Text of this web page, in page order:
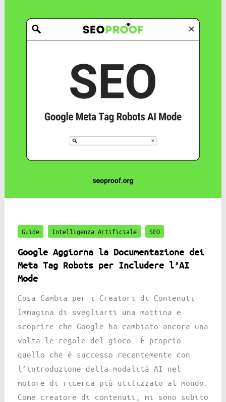
Guide Intelligenza Artificiale SEO
Google Aggiorna la Documentazione dei
Meta Tag Robots per Includere l’AI
Mode
Cosa Cambia per i Creatori di Contenuti
Immagina di svegliarti una mattina e
scoprire che Google ha cambiato ancora una
volta le regole del gioco. È proprio
quello che è successo recentemente con
l’introduzione della modalità AI nel
motore di ricerca più utilizzato al mondo.
Come creatore di contenuti, mi sono subito